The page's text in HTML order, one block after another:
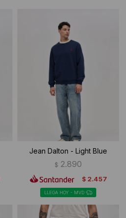
Jean Dalton - Light Blue
$ 2.890
$ 2.457
LLEGA HOY - MVD